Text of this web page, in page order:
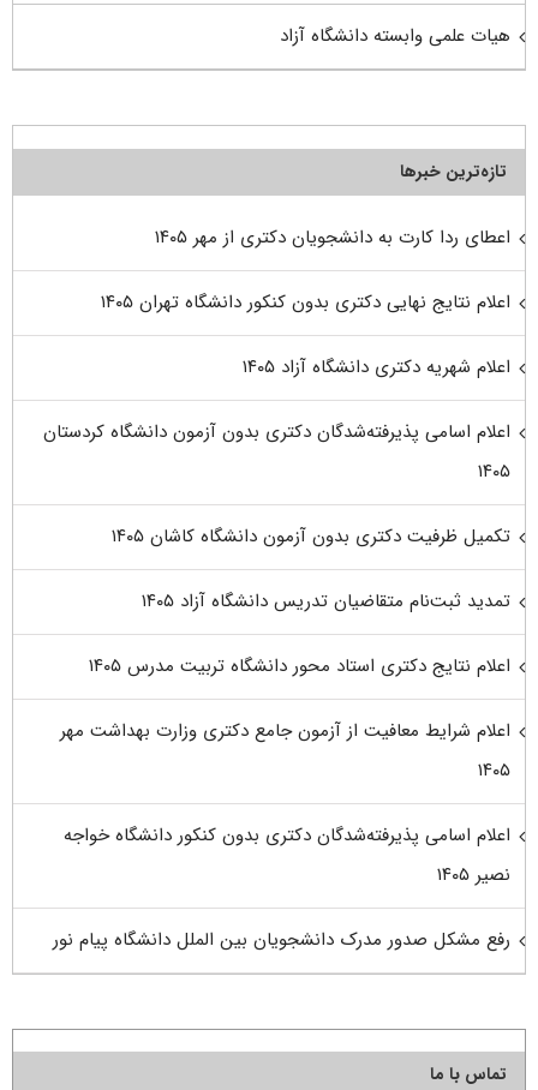
هیات علمی وابسته دانشگاه آزاد
تازه‌ترین خبرها
اعطای ردا کارت به دانشجویان دکتری از مهر ۱۴۰۵
اعلام نتایج نهایی دکتری بدون کنکور دانشگاه تهران ۱۴۰۵
اعلام شهریه دکتری دانشگاه آزاد ۱۴۰۵
اعلام اسامی پذیرفته‌شدگان دکتری بدون آزمون دانشگاه کردستان
۱۴۰۵
تکمیل ظرفیت دکتری بدون آزمون دانشگاه کاشان ۱۴۰۵
تمدید ثبت‌نام متقاضیان تدریس دانشگاه آزاد ۱۴۰۵
اعلام نتایج دکتری استاد محور دانشگاه تربیت مدرس ۱۴۰۵
اعلام شرایط معافیت از آزمون جامع دکتری وزارت بهداشت مهر
۱۴۰۵
اعلام اسامی پذیرفته‌شدگان دکتری بدون کنکور دانشگاه خواجه
نصیر ۱۴۰۵
رفع مشکل صدور مدرک دانشجویان بین الملل دانشگاه پیام نور
تماس با ما